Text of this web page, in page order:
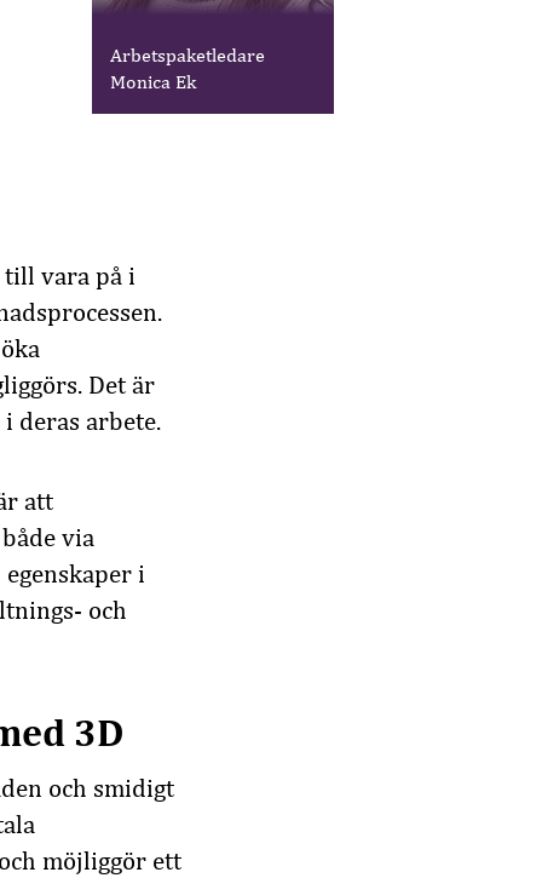
Arbetspaketledare
Monica Ek
till vara på i
. Det är
i deras arbete.
att
via
i
och
3D
n och smidigt
möjliggör ett